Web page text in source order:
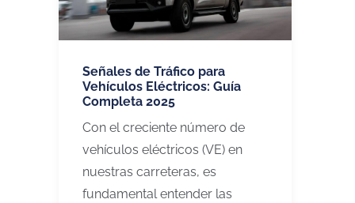
Señales de Tráfico para
Vehículos Eléctricos: Guía
Completa 2025
Con el creciente número de
vehículos eléctricos (VE) en
nuestras carreteras, es
fundamental entender las